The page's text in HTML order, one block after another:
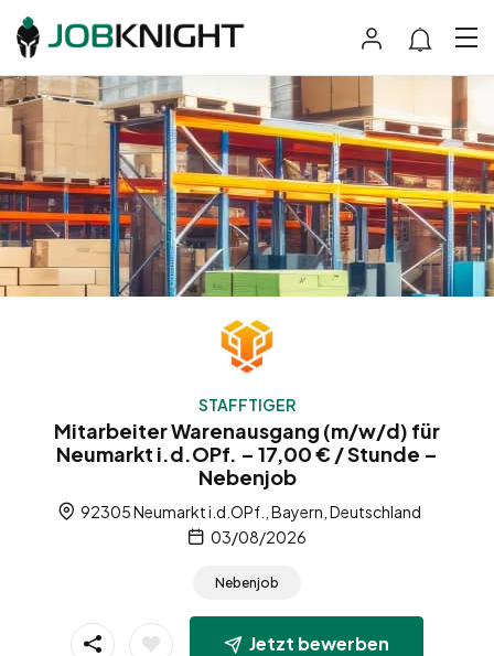
STAFFTIGER
Mitarbeiter Warenausgang (m/w/d) für
Neumarkt i.d.OPf. – 17,00 € / Stunde –
Nebenjob
92305 Neumarkt i.d.OPf., Bayern, Deutschland
03/08/2026
Nebenjob
Jetzt bewerben